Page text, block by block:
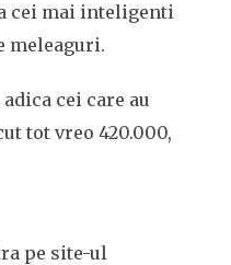
cei mai inteligenti
meleaguri.
cei care au
tot vreo 420.000,
pe site-ul